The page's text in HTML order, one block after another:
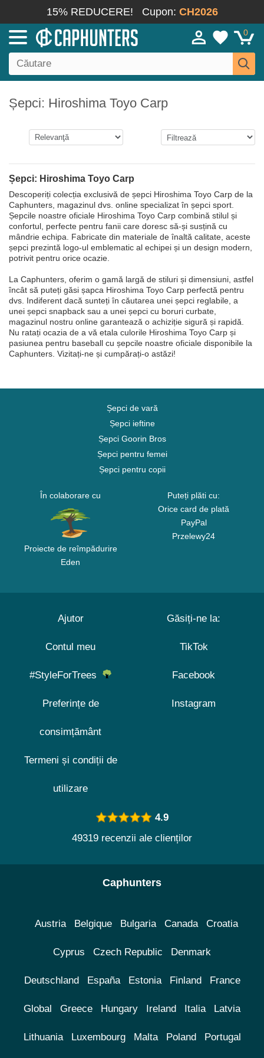
15% REDUCERE! Cupon: CH2026
0
Șepci: Hiroshima Toyo Carp
Șepci: Hiroshima Toyo Carp
Descoperiți colecția exclusivă de șepci Hiroshima Toyo Carp de la
Caphunters, magazinul dvs. online specializat în șepci sport.
Șepcile noastre oficiale Hiroshima Toyo Carp combină stilul și
confortul, perfecte pentru fanii care doresc să-și susțină cu
mândrie echipa. Fabricate din materiale de înaltă calitate, aceste
șepci prezintă logo-ul emblematic al echipei și un design modern,
potrivit pentru orice ocazie.
La Caphunters, oferim o gamă largă de stiluri și dimensiuni, astfel
încât să puteți găsi șapca Hiroshima Toyo Carp perfectă pentru
dvs. Indiferent dacă sunteți în căutarea unei șepci reglabile, a
unei șepci snapback sau a unei șepci cu boruri curbate,
magazinul nostru online garantează o achiziție sigură și rapidă.
Nu ratați ocazia de a vă etala culorile Hiroshima Toyo Carp și
pasiunea pentru baseball cu șepcile noastre oficiale disponibile la
Caphunters. Vizitați-ne și cumpărați-o astăzi!
Șepci de vară
Șepci ieftine
Șepci Goorin Bros
Șepci pentru femei
Șepci pentru copii
În colaborare cu
Proiecte de reîmpădurire
Eden
Puteți plăti cu:
Orice card de plată
PayPal
Przelewy24
Ajutor
Contul meu
#StyleForTrees
Preferințe de
consimțământ
Termeni și condiții de
utilizare
Găsiți-ne la:
TikTok
Facebook
Instagram
4.9
49319 recenzii ale clienților
Caphunters
Austria Belgique Bulgaria Canada Croatia
Cyprus Czech Republic Denmark
Deutschland España Estonia Finland France
Global Greece Hungary Ireland Italia Latvia
Lithuania Luxembourg Malta Poland Portugal